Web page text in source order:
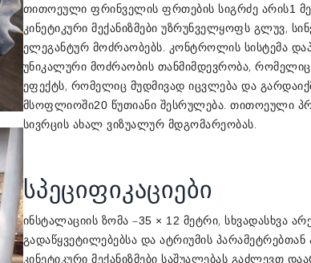
თითოეული ფრინველის ფრთების სიგრძე არის1
კინეტიკური მექანიზმები უზრუნველყოფს გლუვ,
ელეგანტურ მოძრაობებს. კონტროლის სისტემა
უნიკალური მოძრაობის თანმიმდევრობა, რომელიც
ეფექტს, რომელიც მუდმივად იცვლება და
მსოფლიოში20 წუთიანი შესრულება. თითოეული
სივრცის ახალ ვიზუალურ მდგომარეობას.
სპეციფიკაციები
ინსტალაციის ზომა –35 × 12 მეტრი, სხვადასხვა
გადაწყვეტილებებსა და ატრიუმის პარამეტრებთან
კინეტიკური მექანიზმები საშუალებას გაძლევთ